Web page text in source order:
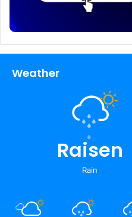
Weather
Raisen
Rain